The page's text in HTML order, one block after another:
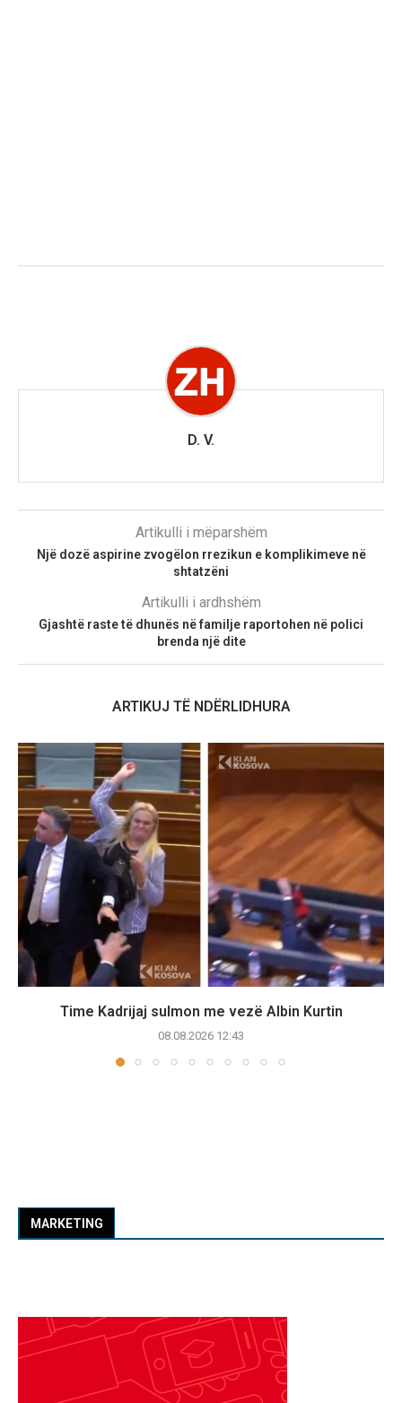
D. V.
Artikulli i mëparshëm
Një dozë aspirine zvogëlon rrezikun e komplikimeve në
shtatzëni
Artikulli i ardhshëm
Gjashtë raste të dhunës në familje raportohen në polici
brenda një dite
ARTIKUJ TË NDËRLIDHURA
Time Kadrijaj sulmon me vezë Albin Kurtin
08.08.2026 12:43
MARKETING